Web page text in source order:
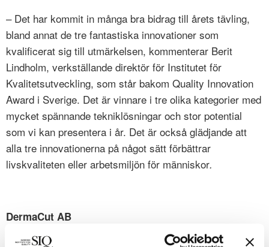
– Det har kommit in många bra bidrag till årets tävling,
bland annat de tre fantastiska innovationer som
kvalificerat sig till utmärkelsen, kommenterar Berit
Lindholm, verkställande direktör för Institutet för
Kvalitetsutveckling, som står bakom Quality Innovation
Award i Sverige. Det är vinnare i tre olika kategorier med
mycket spännande tekniklösningar och stor potential
som vi kan presentera i år. Det är också glädjande att
alla tre innovationerna på något sätt förbättrar
livskvaliteten eller arbetsmiljön för människor.
DermaCut AB
Innovation:
Mobile Application SeeWound